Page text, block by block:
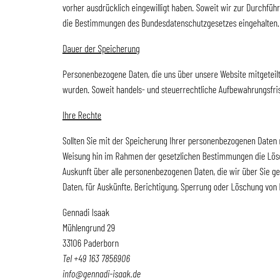
vorher ausdrücklich eingewilligt haben. Soweit wir zur
die Bestimmungen des Bundesdatenschutzgesetzes eingehalten.
Dauer der Speicherung
Personenbezogene Daten, die uns über unsere Website
wurden. Soweit handels- und steuerrechtliche
Ihre Rechte
Sollten Sie mit der Speicherung Ihrer personenbezogenen
Weisung hin im Rahmen der gesetzlichen Bestimmungen die
Auskunft über alle personenbezogenen Daten, die wir über Sie
Daten, für Auskünfte, Berichtigung, Sperrung oder Löschung
Gennadi Isaak
Mühlengrund 29
33106 Paderborn
Tel +49 163 7856906
info@gennadi-isaak.de